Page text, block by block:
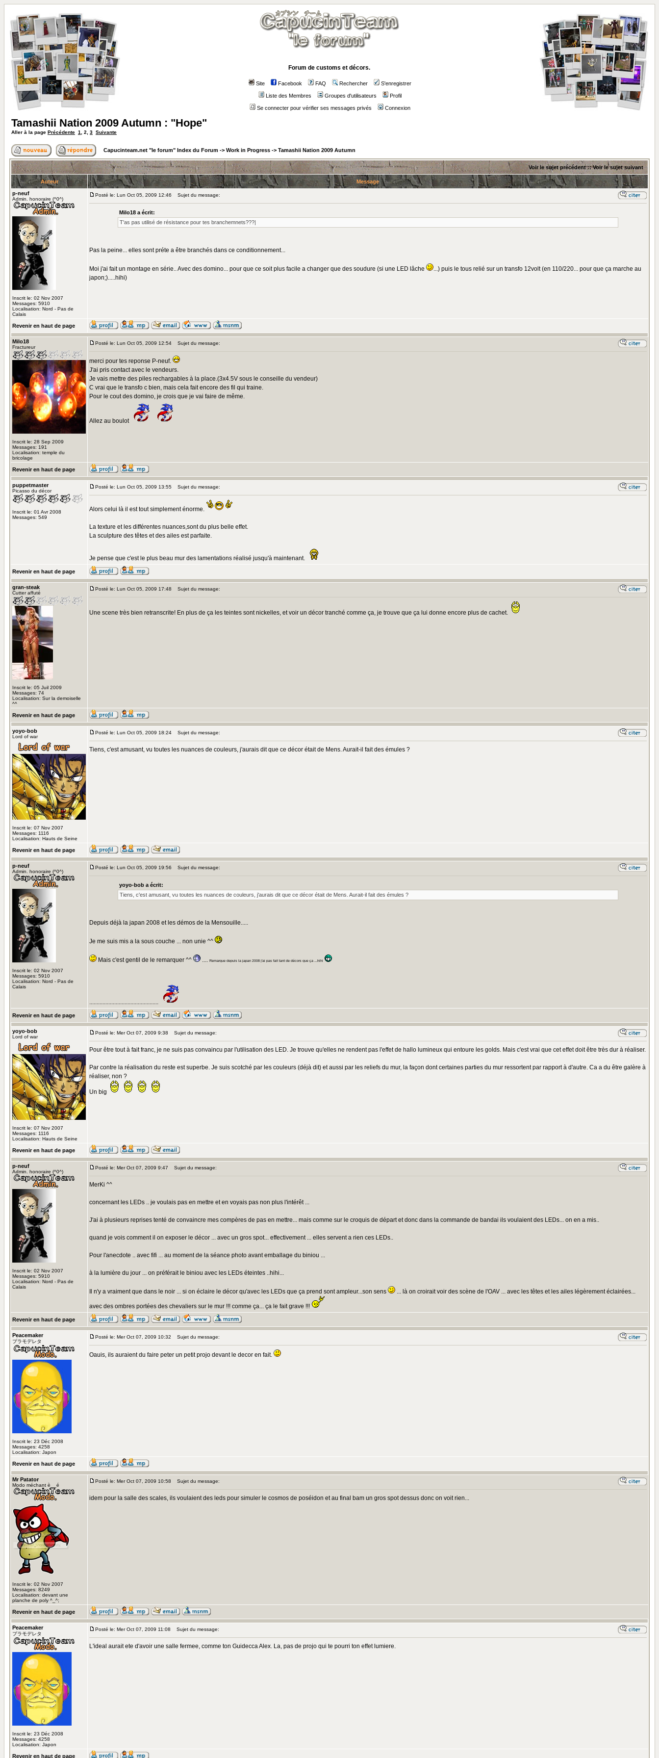
Forum de customs et décors.
Site Facebook FAQ Rechercher S'enregistrer
Liste des Membres Groupes d'utilisateurs Profil
Se connecter pour vérifier ses messages privés Connexion
Tamashii Nation 2009 Autumn : "Hope"
Aller à la page Précédente 1 2 3 Suivante
Capucinteam.net "le forum" Index du Forum -> Work in Progress -> Tamashii Nation 2009 Autumn
Voir le sujet précédent::Voir le sujet suivant
Auteur
Message
p-neuf
Admin. honoraire (^0^)
Inscrit le: 02 Nov 2007
Messages: 5910
Localisation: Nord - Pas de
Calais
Posté le: Lun Oct 05, 2009 12:46 Sujet du message:
Milo18 a écrit:
T'as pas utilisé de résistance pour tes branchemnets???|
Pas la peine... elles sont préte a être branchés dans ce conditionnement...
Moi j'ai fait un montage en série.. Avec des domino... pour que ce soit plus facile a changer que des soudure (si une LED lâche
...) puis le tous relié sur un transfo 12volt (en 110/220... pour que ça marche au
japon;).....hihi)
Revenir en haut de page
Milo18
Fractureur
Inscrit le: 28 Sep 2009
Messages: 191
Localisation: temple du
bricolage
Posté le: Lun Oct 05, 2009 12:54 Sujet du message:
merci pour tes reponse P-neuf.
J'ai pris contact avec le vendeurs.
Je vais mettre des piles rechargables à la place.(3x4.5V sous le conseille du vendeur)
C vrai que le transfo c bien, mais cela fait encore des fil qui traine.
Pour le cout des domino, je crois que je vai faire de même.
Allez au boulot
Revenir en haut de page
puppetmaster
Picasso du décor
Inscrit le: 01 Avr 2008
Messages: 549
Posté le: Lun Oct 05, 2009 13:55 Sujet du message:
Alors celui là il est tout simplement énorme.
La texture et les différentes nuances,sont du plus belle effet.
La sculpture des têtes et des ailes est parfaite.
Je pense que c'est le plus beau mur des lamentations réalisé jusqu'à maintenant.
Revenir en haut de page
gran-steak
Cutter affuté
Inscrit le: 05 Juil 2009
Messages: 74
Localisation: Sur la demoiselle
^^
Posté le: Lun Oct 05, 2009 17:48 Sujet du message:
Une scene très bien retranscrite! En plus de ça les teintes sont nickelles, et voir un décor tranché comme ça, je trouve que ça lui donne encore plus de cachet.
Revenir en haut de page
yoyo-bob
Lord of war
Inscrit le: 07 Nov 2007
Messages: 1116
Localisation: Hauts de Seine
Posté le: Lun Oct 05, 2009 18:24 Sujet du message:
Tiens, c'est amusant, vu toutes les nuances de couleurs, j'aurais dit que ce décor était de Mens. Aurait-il fait des émules ?
Revenir en haut de page
p-neuf
Admin. honoraire (^0^)
Inscrit le: 02 Nov 2007
Messages: 5910
Localisation: Nord - Pas de
Calais
Posté le: Lun Oct 05, 2009 19:56 Sujet du message:
yoyo-bob a écrit:
Tiens, c'est amusant, vu toutes les nuances de couleurs, j'aurais dit que ce décor était de Mens. Aurait-il fait des émules ?
Depuis déjà la japan 2008 et les démos de la Mensouille.....
Je me suis mis a la sous couche ... non unie ^^
Mais c'est gentil de le remarquer ^^ .... Remarque depuis la japan 2008 j'ai pas fait tant de décors que ça ...hihi
...............................................
Revenir en haut de page
yoyo-bob
Lord of war
Inscrit le: 07 Nov 2007
Messages: 1116
Localisation: Hauts de Seine
Posté le: Mer Oct 07, 2009 9:38 Sujet du message:
Pour être tout à fait franc, je ne suis pas convaincu par l'utilisation des LED. Je trouve qu'elles ne rendent pas l'effet de hallo lumineux qui entoure les golds. Mais c'est vrai que cet effet doit être très dur à réaliser.
Par contre la réalisation du reste est superbe. Je suis scotché par les couleurs (déjà dit) et aussi par les reliefs du mur, la façon dont certaines parties du mur ressortent par rapport à d'autre. Ca a du être galère à
réaliser, non ?
Un big
Revenir en haut de page
p-neuf
Admin. honoraire (^0^)
Inscrit le: 02 Nov 2007
Messages: 5910
Localisation: Nord - Pas de
Calais
Posté le: Mer Oct 07, 2009 9:47 Sujet du message:
MerKi ^^
concernant les LEDs .. je voulais pas en mettre et en voyais pas non plus l'intérêt ...
J'ai à plusieurs reprises tenté de convaincre mes compères de pas en mettre... mais comme sur le croquis de départ et donc dans la commande de bandai ils voulaient des LEDs... on en a mis..
quand je vois comment il on exposer le décor ... avec un gros spot... effectivement ... elles servent a rien ces LEDs..
Pour l'anecdote .. avec fifi ... au moment de la séance photo avant emballage du biniou ...
à la lumière du jour ... on préférait le biniou avec les LEDs éteintes ..hihi...
Il n'y a vraiment que dans le noir ... si on éclaire le décor qu'avec les LEDs que ça prend sont ampleur...son sens ... là on croirait voir des scène de l'OAV ... avec les têtes et les ailes légèrement éclairées...
avec des ombres portées des chevaliers sur le mur !!! comme ça... ça le fait grave !!!
Revenir en haut de page
Peacemaker
プラモデレタ
Inscrit le: 23 Déc 2008
Messages: 4258
Localisation: Japon
Posté le: Mer Oct 07, 2009 10:32 Sujet du message:
Oauis, ils auraient du faire peter un petit projo devant le decor en fait.
Revenir en haut de page
Mr Patator
Modo méchant è__é
Inscrit le: 02 Nov 2007
Messages: 8249
Localisation: devant une
planche de poly ^_^;
Posté le: Mer Oct 07, 2009 10:58 Sujet du message:
idem pour la salle des scales, ils voulaient des leds pour simuler le cosmos de poséidon et au final bam un gros spot dessus donc on voit rien...
Revenir en haut de page
Peacemaker
プラモデレタ
Inscrit le: 23 Déc 2008
Messages: 4258
Localisation: Japon
Posté le: Mer Oct 07, 2009 11:08 Sujet du message:
L'ideal aurait ete d'avoir une salle fermee, comme ton Guidecca Alex. La, pas de projo qui te pourri ton effet lumiere.
Revenir en haut de page